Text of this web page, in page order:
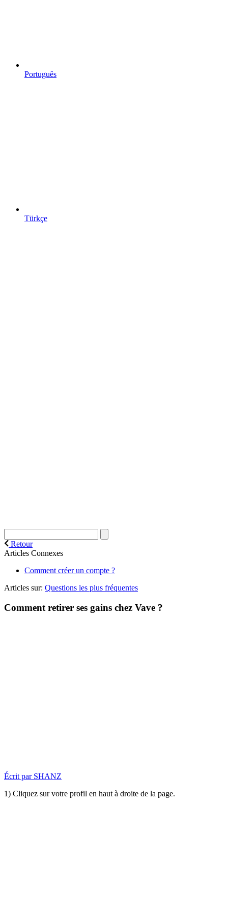
Português
Türkçe
Retour
Articles Connexes
Comment créer un compte ?
Articles sur: Questions les plus fréquentes
Comment retirer ses gains chez Vave ?
Écrit par SHANZ
1) Cliquez sur votre profil en haut à droite de la page.